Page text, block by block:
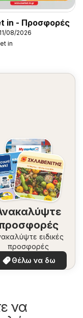
in - Προσφορές
08/2026
in
ειδικές
προσφορές
Θέλω να δω
να